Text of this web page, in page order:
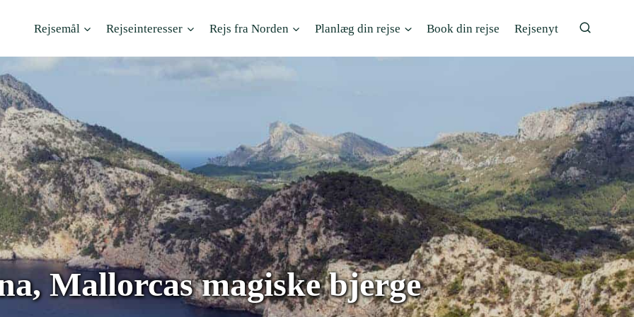
Rejsemål Rejseinteresser Rejs fra Norden Planlæg din rejse Book din rejse Rejsenyt
Mallorcas magiske bjerge